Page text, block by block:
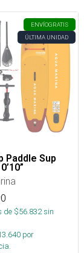
ENVÍOGRATIS
ÚLTIMA UNIDAD
Paddle Sup
de $56.832sin
por